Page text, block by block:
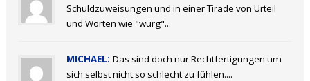
Schuldzuweisungen und in einer Tirade von Urteil
und Worten wie "würg"...
MICHAEL: Das sind doch nur Rechtfertigungen um
sich selbst nicht so schlecht zu fühlen....